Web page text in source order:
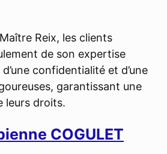
Reix, les clients
de son expertise
confidentialité et d’une
garantissant une
leurs droits.
COGULET